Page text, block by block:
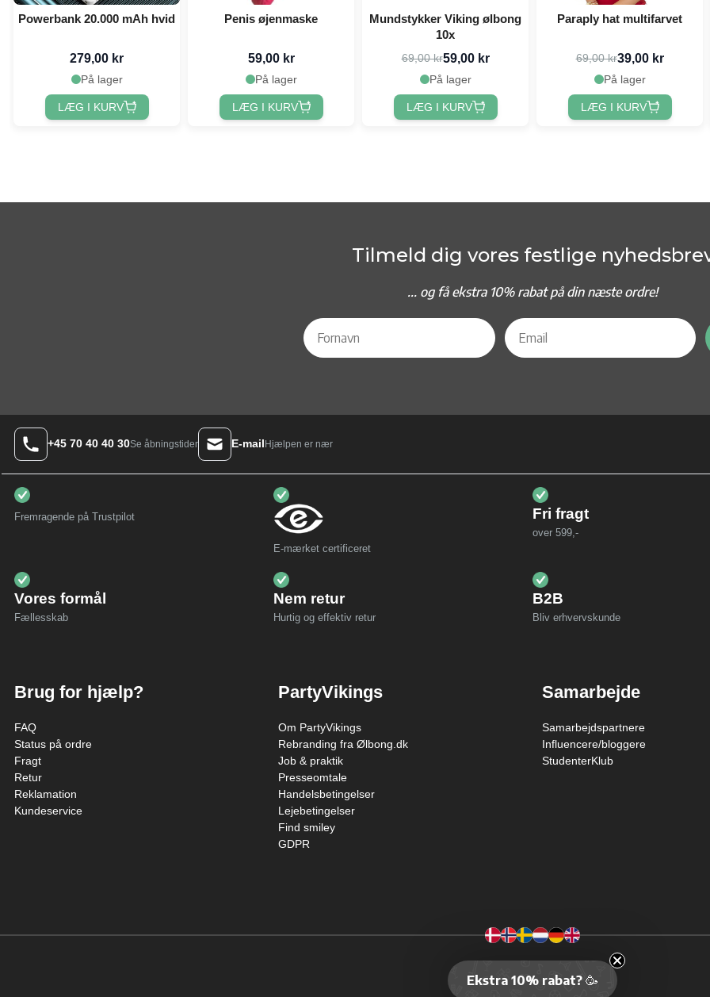
Powerbank 20.000 mAh hvid
279,00 kr
På lager
LÆG I KURV
Penis øjenmaske
59,00 kr
På lager
LÆG I KURV
Mundstykker Viking ølbong
10x
69,00 kr59,00 kr
På lager
LÆG I KURV
Paraply hat multifarvet
69,00 kr39,00 kr
På lager
LÆG I KURV
Tilmeld dig vores festlige
... og få ekstra 10% rabat på din næste ordre!
+45 70 40 40 30Se åbningstider E-mailHjælpen er nær
Fremragende på Trustpilot
E-mærket certificeret
Fri fragt
over 599,-
Vores formål
Fællesskab
Nem retur
Hurtig og effektiv retur
B2B
Bliv erhvervskunde
Brug for hjælp?
FAQ
Status på ordre
Fragt
Retur
Reklamation
Kundeservice
PartyVikings
Om PartyVikings
Rebranding fra Ølbong.dk
Job & praktik
Presseomtale
Handelsbetingelser
Lejebetingelser
Find smiley
GDPR
Samarbejde
Samarbejdspartnere
Influencere/bloggere
StudenterKlub
Ekstra 10% rabat? 🥳